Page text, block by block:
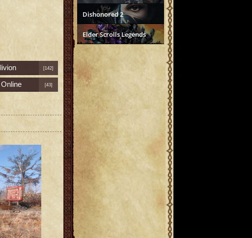
Dishonored 2
Elder Scrolls Legends
[142]
[43]